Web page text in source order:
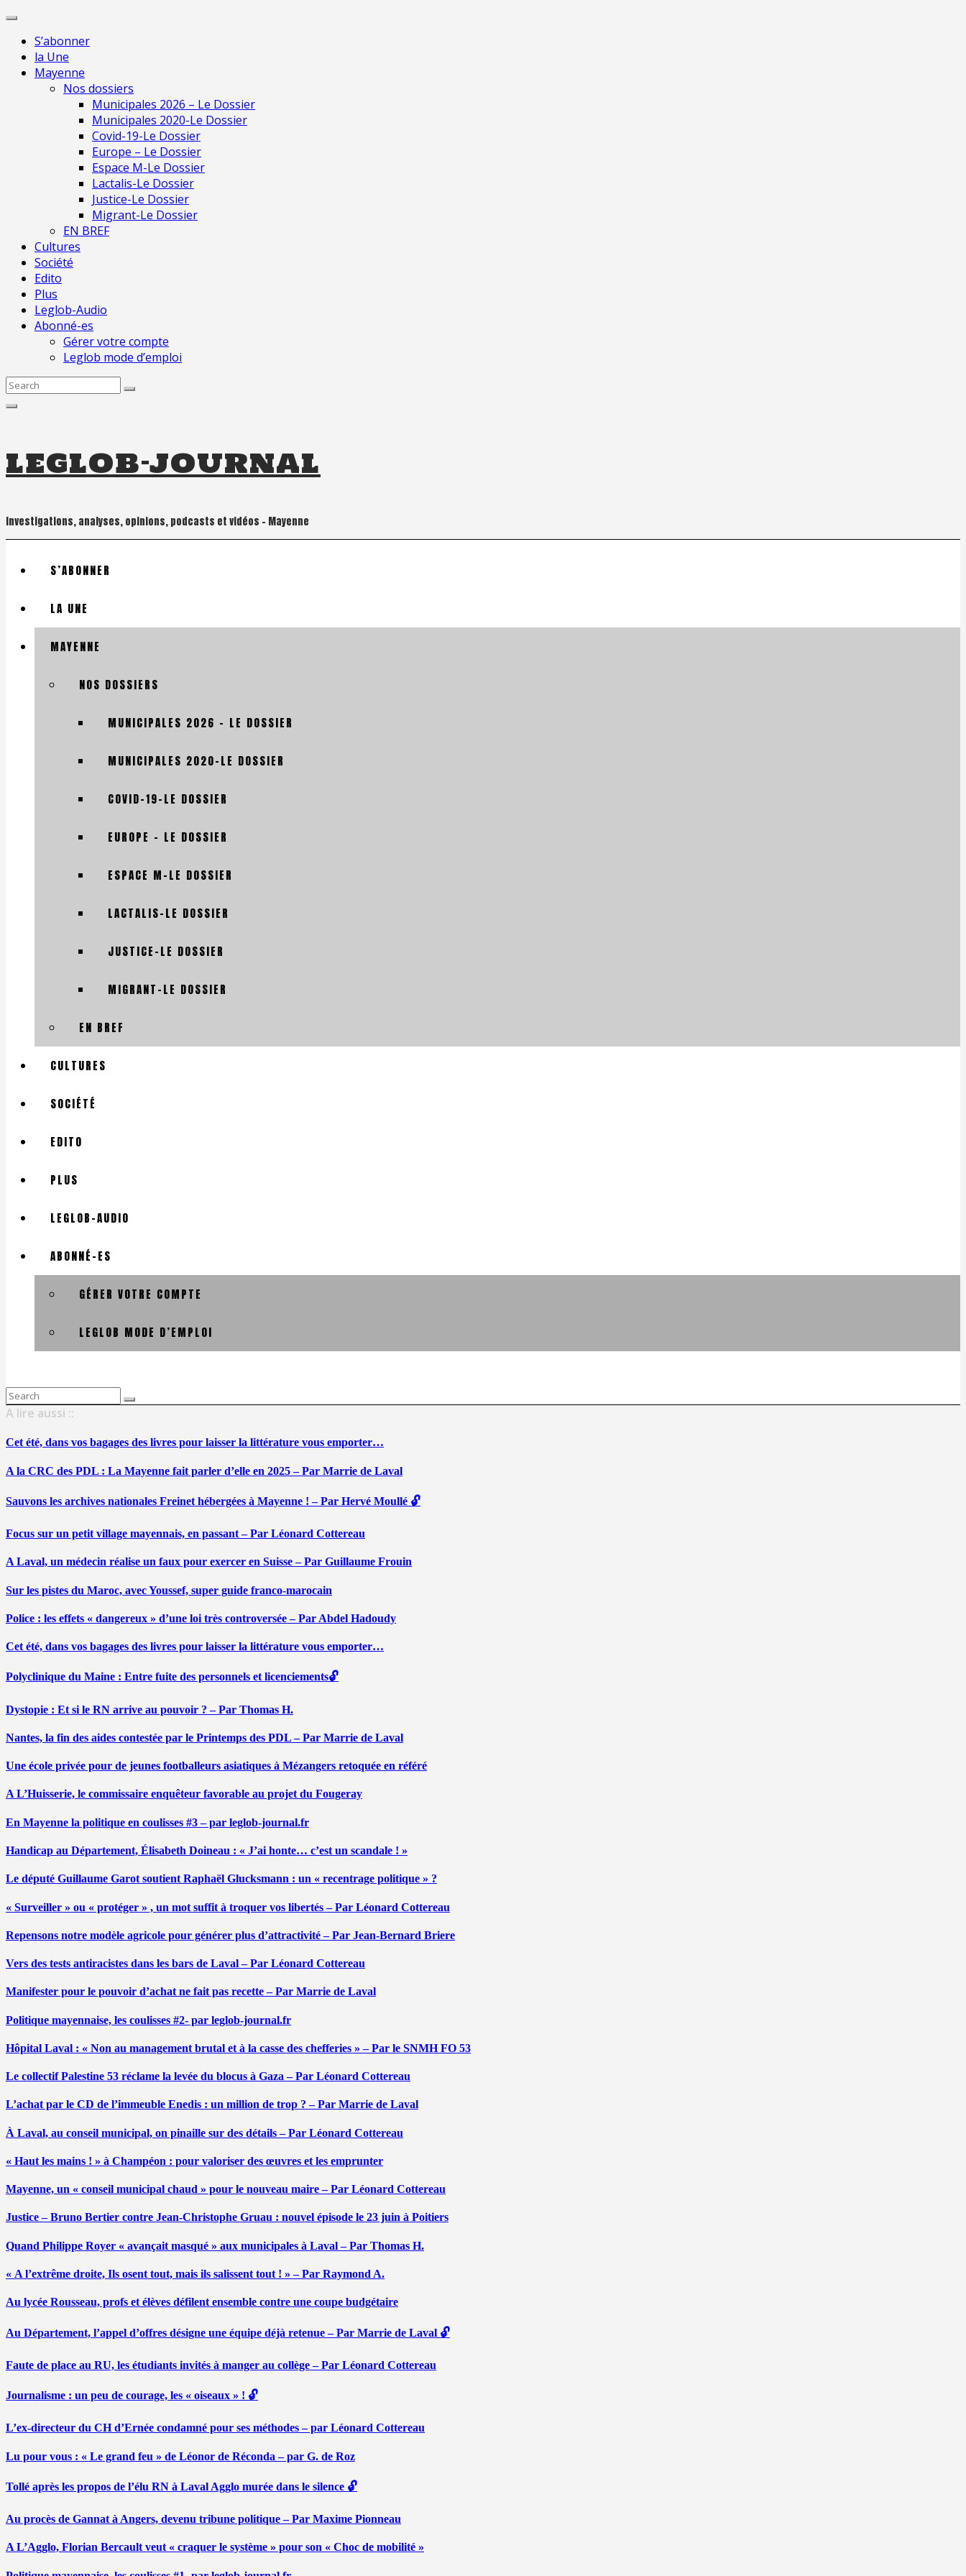
Skip
contentS’abonner
la Une
Mayenne
Nos dossiers
Municipales 2026 – Le Dossier
Municipales 2020-Le Dossier
Covid-19-Le Dossier
Europe – Le Dossier
Espace M-Le Dossier
Lactalis-Le Dossier
Justice-Le Dossier
Migrant-Le Dossier
EN BREF
Cultures
Société
Edito
Plus
Leglob-Audio
Abonné-es
Gérer votre compte
Leglob mode d’emploi
Search
leglob-journal
Investigations, analyses, opinions, podcasts et vidéos – Mayenne
S’ABONNER
LA UNE
MAYENNE
NOS DOSSIERS
MUNICIPALES 2026 – LE DOSSIER
MUNICIPALES 2020-LE DOSSIER
COVID-19-LE DOSSIER
EUROPE – LE DOSSIER
ESPACE M-LE DOSSIER
LACTALIS-LE DOSSIER
JUSTICE-LE DOSSIER
MIGRANT-LE DOSSIER
EN BREF
CULTURES
SOCIÉTÉ
EDITO
PLUS
LEGLOB-AUDIO
ABONNÉ-ES
GÉRER VOTRE COMPTE
LEGLOB MODE D’EMPLOI
Search
for:
A lire aussi ::
Cet été, dans vos bagages des livres pour laisser la littérature vous emporter…
A la CRC des PDL : La Mayenne fait parler d’elle en 2025 – Par Marrie de Laval
Sauvons les archives nationales Freinet hébergées à Mayenne ! – Par Hervé Moullé 🔓
Focus sur un petit village mayennais, en passant – Par Léonard Cottereau
A Laval, un médecin réalise un faux pour exercer en Suisse – Par Guillaume Frouin
Sur les pistes du Maroc, avec Youssef, super guide franco-marocain
Police : les effets « dangereux » d’une loi très controversée – Par Abdel Hadoudy
Cet été, dans vos bagages des livres pour laisser la littérature vous emporter…
Polyclinique du Maine : Entre fuite des personnels et licenciements🔓
Dystopie : Et si le RN arrive au pouvoir ? – Par Thomas H.
Nantes, la fin des aides contestée par le Printemps des PDL – Par Marrie de Laval
Une école privée pour de jeunes footballeurs asiatiques à Mézangers retoquée en référé
A L’Huisserie, le commissaire enquêteur favorable au projet du Fougeray
En Mayenne la politique en coulisses #3 – par leglob-journal.fr
Handicap au Département, Élisabeth Doineau : « J’ai honte… c’est un scandale ! »
Le député Guillaume Garot soutient Raphaël Glucksmann : un « recentrage politique » ?
« Surveiller » ou « protéger » , un mot suffit à troquer vos libertés – Par Léonard Cottereau
Repensons notre modèle agricole pour générer plus d’attractivité – Par Jean-Bernard Briere
Vers des tests antiracistes dans les bars de Laval – Par Léonard Cottereau
Manifester pour le pouvoir d’achat ne fait pas recette – Par Marrie de Laval
Politique mayennaise, les coulisses #2- par leglob-journal.fr
Hôpital Laval : « Non au management brutal et à la casse des chefferies » – Par le SNMH FO 53
Le collectif Palestine 53 réclame la levée du blocus à Gaza – Par Léonard Cottereau
L’achat par le CD de l’immeuble Enedis : un million de trop ? – Par Marrie de Laval
À Laval, au conseil municipal, on pinaille sur des détails – Par Léonard Cottereau
« Haut les mains ! » à Champéon : pour valoriser des œuvres et les emprunter
Mayenne, un « conseil municipal chaud » pour le nouveau maire – Par Léonard Cottereau
Justice – Bruno Bertier contre Jean-Christophe Gruau : nouvel épisode le 23 juin à Poitiers
Quand Philippe Royer « avançait masqué » aux municipales à Laval – Par Thomas H.
« A l’extrême droite, Ils osent tout, mais ils salissent tout ! » – Par Raymond A.
Au lycée Rousseau, profs et élèves défilent ensemble contre une coupe budgétaire
Au Département, l’appel d’offres désigne une équipe déjà retenue – Par Marrie de Laval 🔓
Faute de place au RU, les étudiants invités à manger au collège – Par Léonard Cottereau
Journalisme : un peu de courage, les « oiseaux » ! 🔓
L’ex-directeur du CH d’Ernée condamné pour ses méthodes – par Léonard Cottereau
Lu pour vous : « Le grand feu » de Léonor de Réconda – par G. de Roz
Tollé après les propos de l’élu RN à Laval Agglo murée dans le silence 🔓
Au procès de Gannat à Angers, devenu tribune politique – Par Maxime Pionneau
A L’Agglo, Florian Bercault veut « craquer le système » pour son « Choc de mobilité »